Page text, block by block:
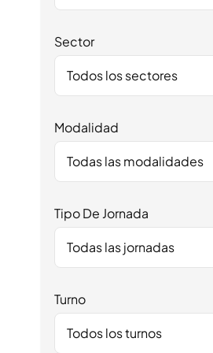
Sector
Todos los sectores
Modalidad
Todas las modalidades
Tipo De Jornada
Todas las jornadas
Turno
Todos los turnos